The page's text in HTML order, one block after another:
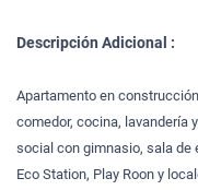
Descripción Adicional :
Apartamento en
comedor, cocina, lavandería
social con gimnasio, sala de
Eco Station, Play Roon y